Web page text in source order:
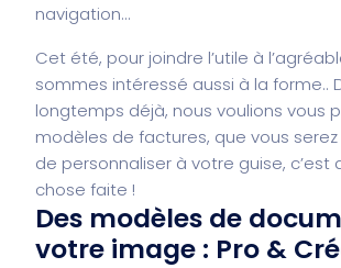
navigation…
Cet été, pour joindre l’utile à
sommes intéressé aussi à la forme..
longtemps déjà, nous voulions vous
modèles de factures, que vous serez
de personnaliser à votre guise, c’est
chose faite !
Des modèles de
votre image : Pro &